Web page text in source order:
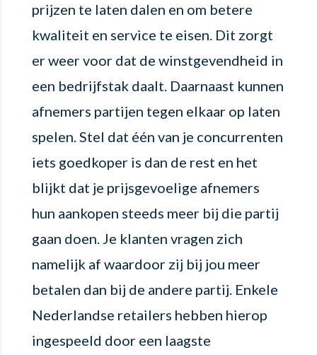
prijzen te laten dalen en om betere
kwaliteit en service te eisen. Dit zorgt
er weer voor dat de winstgevendheid in
een bedrijfstak daalt. Daarnaast kunnen
afnemers partijen tegen elkaar op laten
spelen. Stel dat één van je concurrenten
iets goedkoper is dan de rest en het
blijkt dat je prijsgevoelige afnemers
hun aankopen steeds meer bij die partij
gaan doen. Je klanten vragen zich
namelijk af waardoor zij bij jou meer
betalen dan bij de andere partij. Enkele
Nederlandse retailers hebben hierop
ingespeeld door een laagste